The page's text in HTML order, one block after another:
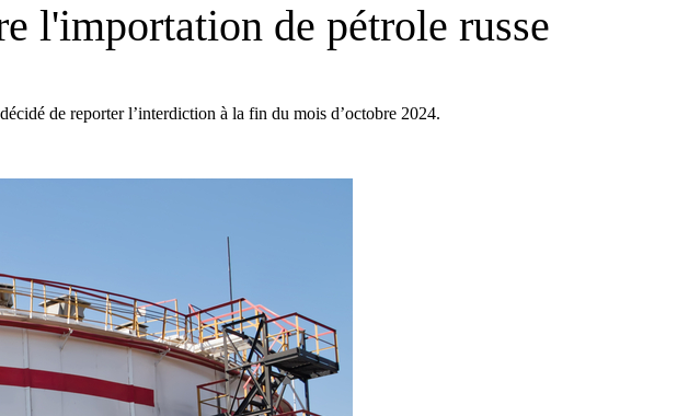
l'importation de pétrole russe
de reporter l’interdiction à la fin du mois d’octobre 2024.